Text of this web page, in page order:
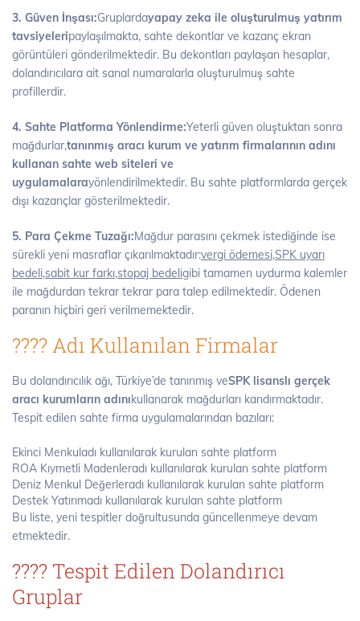
3. Güven İnşası:Gruplardayapay zeka ile oluşturulmuş yatırım
tavsiyeleripaylaşılmakta, sahte dekontlar ve kazanç ekran
görüntüleri gönderilmektedir. Bu dekontları paylaşan hesaplar,
dolandırıcılara ait sanal numaralarla oluşturulmuş sahte
profillerdir.
4. Sahte Platforma Yönlendirme:Yeterli güven oluştuktan sonra
mağdurlar,tanınmış aracı kurum ve yatırım firmalarının adını
kullanan sahte web siteleri ve
uygulamalarayönlendirilmektedir. Bu sahte platformlarda gerçek
dışı kazançlar gösterilmektedir.
5. Para Çekme Tuzağı:Mağdur parasını çekmek istediğinde ise
sürekli yeni masraflar çıkarılmaktadır:vergi ödemesi,SPK uyarı
bedeli,sabit kur farkı,stopaj bedeligibi tamamen uydurma kalemler
ile mağdurdan tekrar tekrar para talep edilmektedir. Ödenen
paranın hiçbiri geri verilmemektedir.
???? Adı Kullanılan Firmalar
Bu dolandırıcılık ağı, Türkiye’de tanınmış veSPK lisanslı gerçek
aracı kurumların adınıkullanarak mağdurları kandırmaktadır.
Tespit edilen sahte firma uygulamalarından bazıları:
Ekinci Menkuladı kullanılarak kurulan sahte platform
ROA Kıymetli Madenleradı kullanılarak kurulan sahte platform
Deniz Menkul Değerleradı kullanılarak kurulan sahte platform
Destek Yatırımadı kullanılarak kurulan sahte platform
Bu liste, yeni tespitler doğrultusunda güncellenmeye devam
etmektedir.
???? Tespit Edilen Dolandırıcı
Gruplar